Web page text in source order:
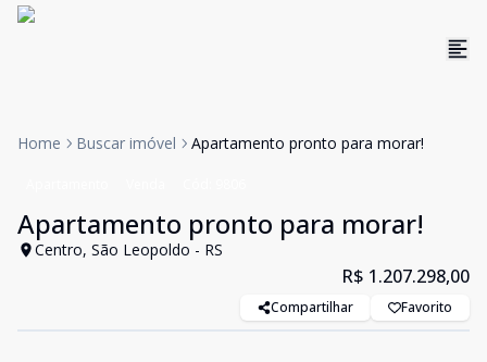
Home Buscar imóvel Apartamento pronto para morar!
Apartamento pronto para morar!
Centro, São Leopoldo - RS
R$ 1.207.298,00
Compartilhar Favorito